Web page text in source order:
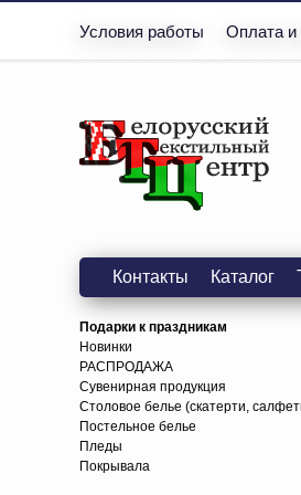
Условия работы Оплата и
Контакты Каталог
Подарки к праздникам
Новинки
РАСПРОДАЖА
Сувенирная продукция
Столовое белье (скатерти,
Постельное белье
Пледы
Покрывала